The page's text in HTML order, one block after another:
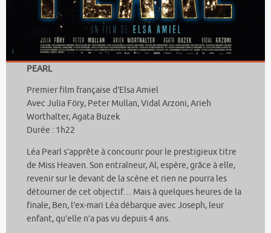
PEARL
Premier film française d’Elsa Amiel
Avec Julia Föry, Peter Mullan, Vidal Arzoni, Arieh
Worthalter, Agata Buzek
Durée : 1h22
Léa Pearl s’apprête à concourir pour le prestigieux titre
de Miss Heaven. Son entraîneur, Al, espère, grâce à elle,
revenir sur le devant de la scène et rien ne pourra les
détourner de cet objectif… Mais à quelques heures de la
finale, Ben, l’ex-mari Léa débarque avec Joseph, leur
enfant, qu’elle n’a pas vu depuis 4 ans.